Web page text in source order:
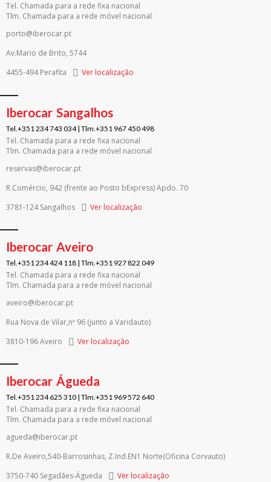
Tel. Chamada para a rede fixa nacional
Tlm. Chamada para a rede móvel nacional
porto@iberocar.pt
Av.Mario de Brito, 5744
4455-494 Perafita
Ver localização
Iberocar Sangalhos
Tel.+351 234 743 034 | Tlm.+351 967 450 498
Tel. Chamada para a rede fixa nacional
Tlm. Chamada para a rede móvel nacional
reservas@iberocar.pt
R.Comércio, 942 (frente ao Posto bExpress) Apdo. 70
3781-124 Sangalhos
Ver localização
Iberocar Aveiro
Tel.+351 234 424 118 | Tlm.+351 927 822 049
Tel. Chamada para a rede fixa nacional
Tlm. Chamada para a rede móvel nacional
aveiro@iberocar.pt
Rua Nova de Vilar,nº 96 (junto a Varidauto)
3810-196 Aveiro
Ver localização
Iberocar Águeda
Tel.+351 234 625 310 | Tlm.+351 969 572 640
Tel. Chamada para a rede fixa nacional
Tlm. Chamada para a rede móvel nacional
agueda@iberocar.pt
R.De Aveiro,540-Barrosinhas, Z.Ind.EN1 Norte(Oficina Corvauto)
3750-740 Segadães-Águeda
Ver localização